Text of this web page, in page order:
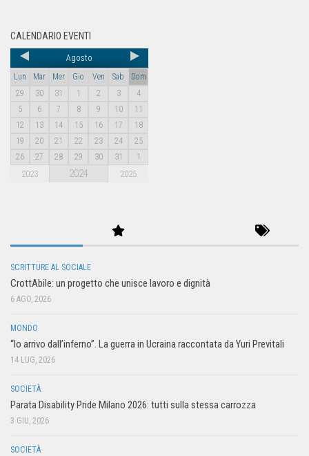
CALENDARIO EVENTI
Agosto
Lun Mar Mer Gio Ven Sab
Dom
29
30 31 1 2 3
4
5
6 7 8 9 10
11
12
13 14 15 16 17
18
19
20 21 22 23 24
25
26
27 28 29 30 31 1
2023 2024 2025
SCRITTURE AL SOCIALE
CrottAbile: un progetto che unisce lavoro e dignità
6 AGO, 2026
MONDO
“Io arrivo dall’inferno”. La guerra in Ucraina raccontata da Yuri Previtali
14 LUG, 2026
SOCIETÀ
Parata Disability Pride Milano 2026: tutti sulla stessa carrozza
3 GIU, 2026
SOCIETÀ